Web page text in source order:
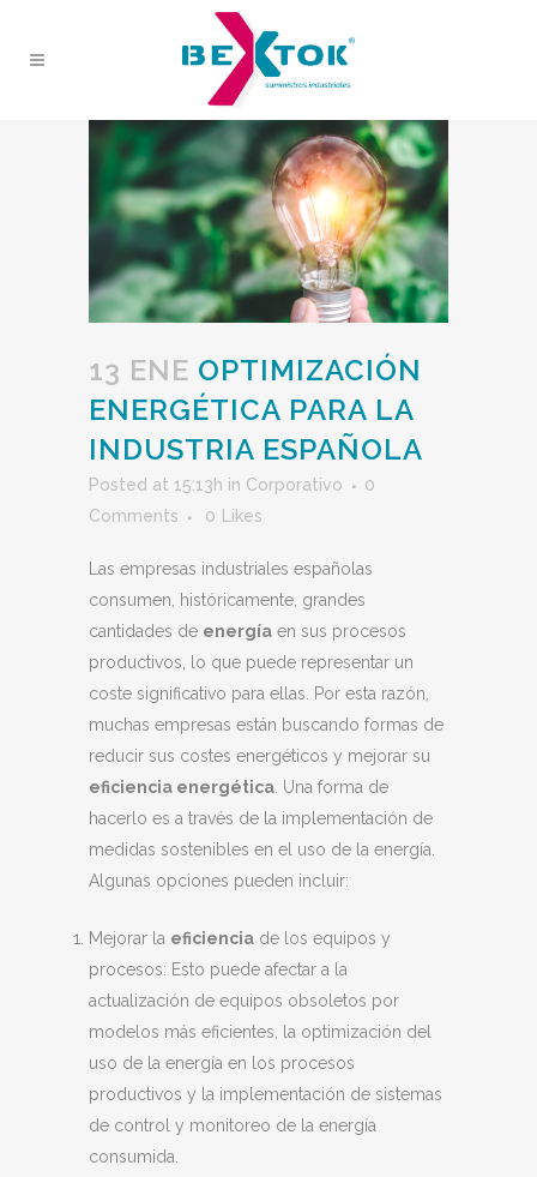
13 ENE OPTIMIZACIÓN
ENERGÉTICA PARA LA
INDUSTRIA ESPAÑOLA
Posted at 15:13h in Corporativo
0
Comments
0 Likes
Las empresas industriales españolas
consumen, históricamente, grandes
cantidades de energía en sus procesos
productivos, lo que puede representar un
coste significativo para ellas. Por esta razón,
muchas empresas están buscando formas de
reducir sus costes energéticos y mejorar su
eficiencia energética . Una forma de
hacerlo es a través de la implementación de
medidas sostenibles en el uso de la energía.
Algunas opciones pueden incluir:
Mejorar la eficiencia de los equipos y
procesos: Esto puede afectar a la
actualización de equipos obsoletos por
modelos más eficientes, la optimización del
uso de la energía en los procesos
productivos y la implementación de sistemas
de control y monitoreo de la energía
consumida.